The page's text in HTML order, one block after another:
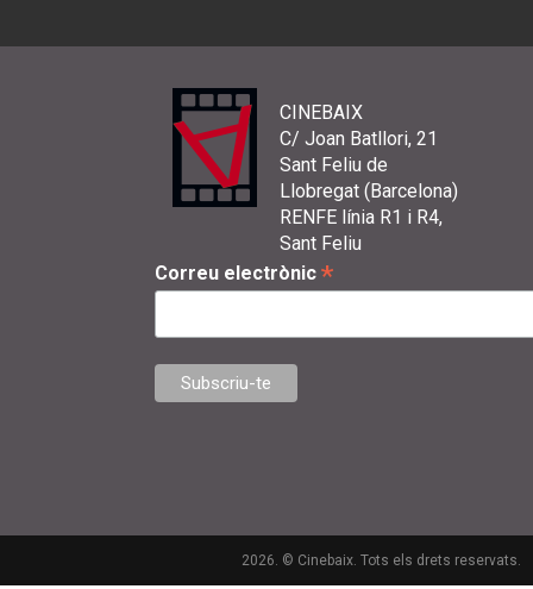
CINEBAIX
C/ Joan Batllori, 21
Sant Feliu de
Llobregat (Barcelona)
RENFE línia R1 i R4,
Sant Feliu
Correu electrònic *
2026. © Cinebaix. Tots els drets reservats.